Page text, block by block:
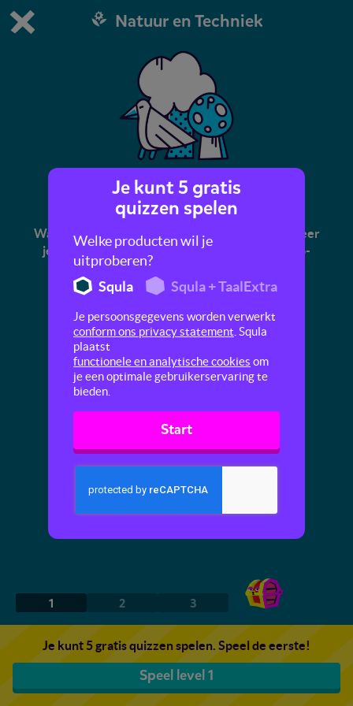
Dit is de gratis demo van Squla.
Bestel nu
0 1
Natuur en Techniek
Planten en dieren
Wat weet jij van de flora en fauna? In deze quiz leer
je onder andere over voedselkringlopen, micro-
organismen en huisdieren.
1 2 3
Je kunt 5 gratis quizzen spelen. Speel de eerste!
Speel level 1
Je kunt 5 gratis
quizzen spelen
Welke producten wil je
uitproberen?
Squla
Squla + TaalExtra
Je persoonsgegevens worden verwerkt
conform ons privacy statement . Squla
plaatst
functionele en analytische cookies om
je een optimale gebruikerservaring te
bieden.
Start